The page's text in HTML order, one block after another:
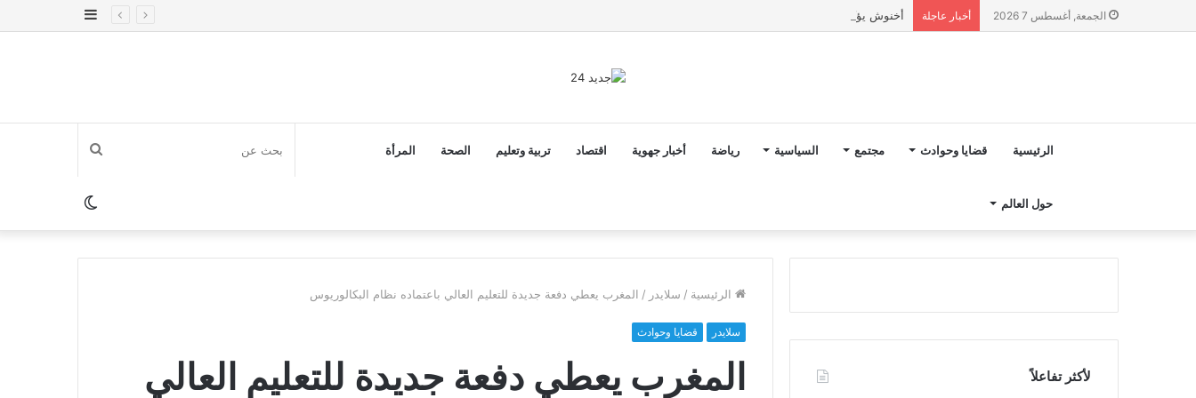
الجمعة, أغسطس 7 2026 أخبار عاجلة أخنوش يؤكد في المذكرة التوجيهية حول ميزانية 2027 أن ثوابت العدالة الاجتماعية والمجالية خيار استراتيجي للبلاد
إضافة
الرئيسية قضايا وحوادث مجتمع السياسية رياضة أخبار جهوية اقتصاد تربية وتعليم الصحة المرأة
حول العالم
بحث
عنالوضع
المظلم
الرئيسية / سلايدر / المغرب يعطي دفعة جديدة للتعليم العالي باعتماده نظام البكالوريوس
سلايدر قضايا وحوادث
المغرب يعطي دفعة جديدة للتعليم العالي
لأكثر تفاعلاً